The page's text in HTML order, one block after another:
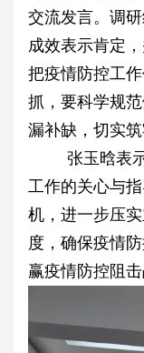
交流发言。调
成效表示肯定
把疫情防控工
抓，要科学规
漏补缺，切实筑
张玉晗表
工作的关心与
机，进一步压
度，确保疫情
赢疫情防控阻击